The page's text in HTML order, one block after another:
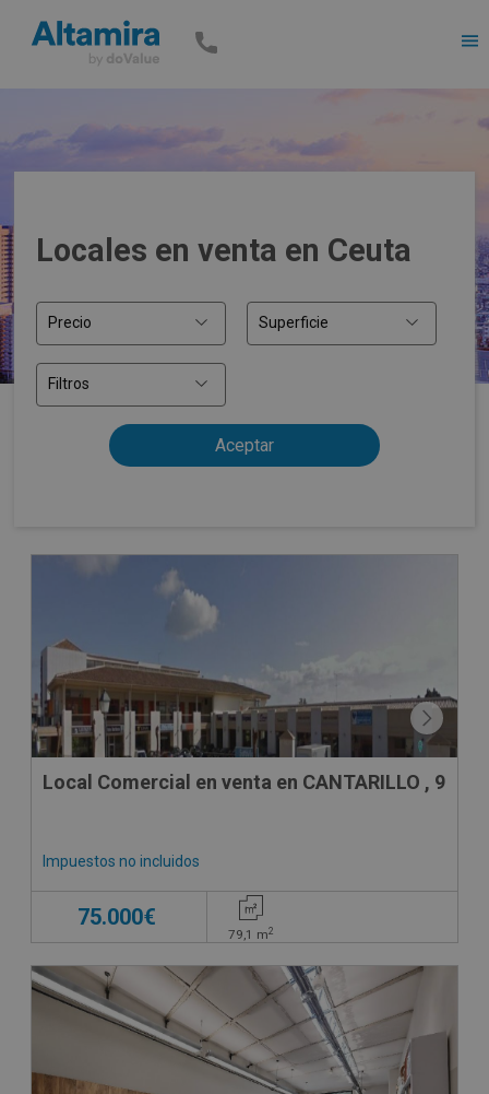
Locales en venta en Ceuta
Precio Superficie
Filtros
Local Comercial en venta en CANTARILLO , 9
Impuestos no incluidos
75.000€
79,1 m2